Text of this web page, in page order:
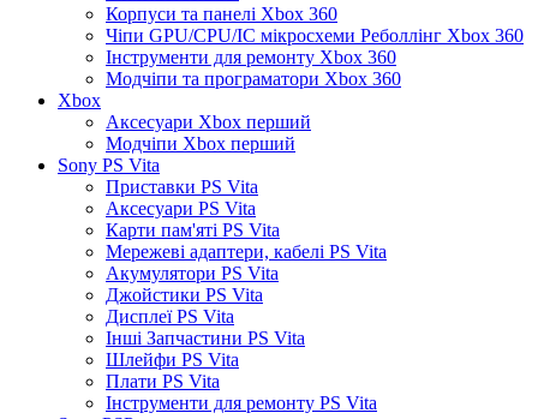
Корпуси та панелі Xbox 360
Чіпи GPU/CPU/IC мікросхеми Реболлінг Xbox 360
Інструменти для ремонту Xbox 360
Модчіпи та програматори Xbox 360
Xbox
Аксесуари Xbox перший
Модчіпи Xbox перший
Sony PS Vita
Приставки PS Vita
Аксесуари PS Vita
Карти пам'яті PS Vita
Мережеві адаптери, кабелі PS Vita
Акумулятори PS Vita
Джойстики PS Vita
Дисплеї PS Vita
Інші Запчастини PS Vita
Шлейфи PS Vita
Плати PS Vita
Інструменти для ремонту PS Vita